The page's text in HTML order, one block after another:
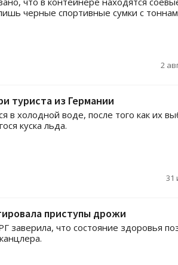
черные спортивные сумки с
2
туриста из Германии
в холодной воде, после того как их
куска льда.
31
приступы дрожи
заверила, что состояние здоровья